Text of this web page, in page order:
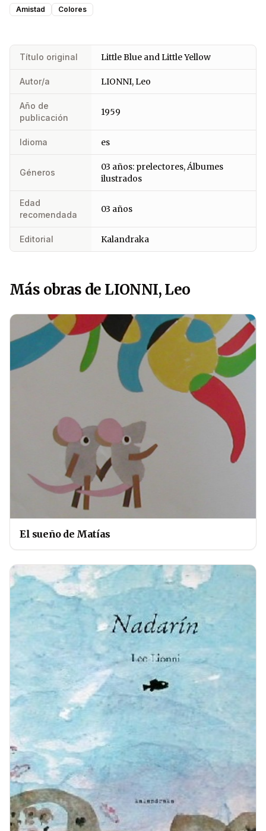
Amistad Colores
Título original Little Blue and Little Yellow
Autor/a LIONNI, Leo
Año de
publicación
1959
Idioma es
Géneros
03 años: prelectores, Álbumes
ilustrados
Edad
recomendada
03 años
Editorial Kalandraka
Más obras de LIONNI, Leo
El sueño de Matías